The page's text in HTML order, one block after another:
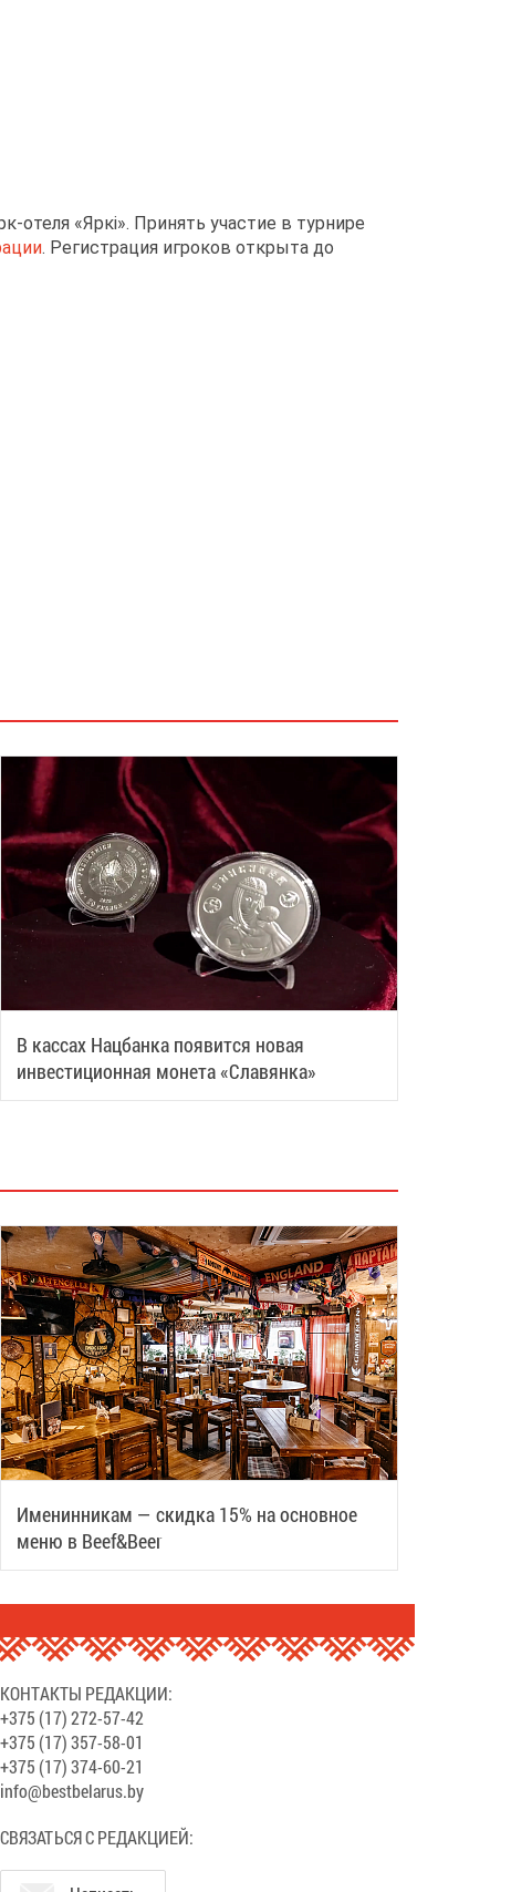
«Яркі». Принять участие в турнире
. Регистрация игроков открыта до
В кассах Нацбанка появится новая
инвестиционная монета «Славянка»
Именинникам — скидка 15% на основное
меню в Beef&Beer
КОНТАКТЫ РЕДАКЦИИ:
+375 (17) 272-57-42
+375 (17) 357-58-01
+375 (17) 374-60-21
info@bestbelarus.by
СВЯЗАТЬСЯ С РЕДАКЦИЕЙ: